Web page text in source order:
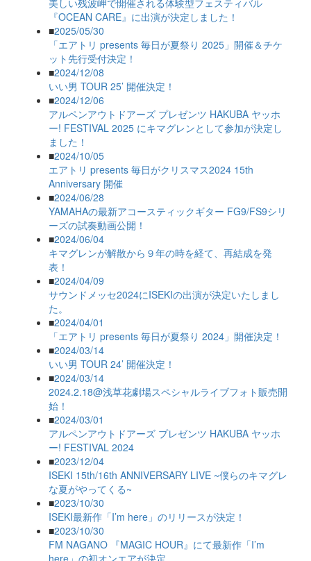
美しい残波岬で開催される体験型フェスティバル
『OCEAN CARE』に出演が決定しました！
■2025/05/30
「エアトリ presents 毎日が夏祭り 2025」開催＆チケ
ット先行受付決定！
■2024/12/08
いい男 TOUR 25’ 開催決定！
■2024/12/06
アルペンアウトドアーズ プレゼンツ HAKUBA ヤッホ
ー! FESTIVAL 2025 にキマグレンとして参加が決定し
ました！
■2024/10/05
エアトリ presents 毎日がクリスマス2024 15th
Anniversary 開催
■2024/06/28
YAMAHAの最新アコースティックギター FG9/FS9シリ
ーズの試奏動画公開！
■2024/06/04
キマグレンが解散から９年の時を経て、再結成を発
表！
■2024/04/09
サウンドメッセ2024にISEKIの出演が決定いたしまし
た。
■2024/04/01
「エアトリ presents 毎日が夏祭り 2024」開催決定！
■2024/03/14
いい男 TOUR 24’ 開催決定！
■2024/03/14
2024.2.18@浅草花劇場スペシャルライブフォト販売開
始！
■2024/03/01
アルペンアウトドアーズ プレゼンツ HAKUBA ヤッホ
ー! FESTIVAL 2024
■2023/12/04
ISEKI 15th/16th ANNIVERSARY LIVE ~僕らのキマグレ
な夏がやってくる~
■2023/10/30
ISEKI最新作「I’m here」のリリースが決定！
■2023/10/30
FM NAGANO 『MAGIC HOUR』にて最新作「I’m
here」の初オンエアが決定